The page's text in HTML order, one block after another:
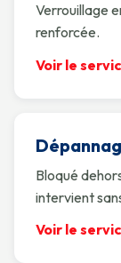
Verrouillage
renforcée.
Voir le
Bloqué
intervient
Voir le